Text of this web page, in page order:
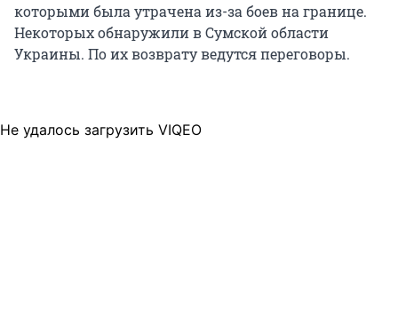
которыми была утрачена из-за боев на границе.
Некоторых обнаружили в Сумской области
Украины. По их возврату ведутся переговоры.
Не удалось загрузить VIQEO